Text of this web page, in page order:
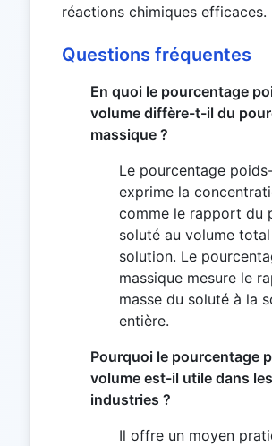
réactions chimiques efficaces.
Questions fréquentes
En quoi le pourcentage
volume diffère-t-il du
massique ?
Le pourcentage
exprime la
comme le rapport du
soluté au volume
solution. Le
massique mesure le
masse du soluté à la
entière.
Pourquoi le pourcentage
volume est-il utile dans les
industries ?
Il offre un moyen